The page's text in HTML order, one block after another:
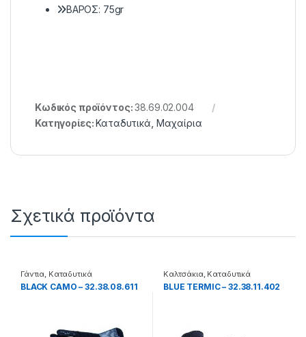
ΒΑΡΟΣ: 75gr
Κωδικός προϊόντος:38.69.02.004
Κατηγορίες:Καταδυτικά Μαχαίρια
Σχετικά προϊόντα
Γάντια, Καταδυτικά
BLACK CAMO – 32.38.08.611
Καλτσάκια, Καταδυτικά
BLUE TERMIC – 32.38.11.402